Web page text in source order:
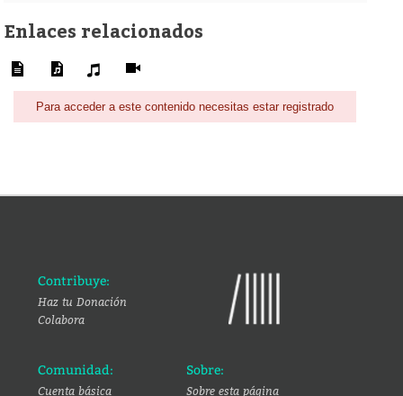
Enlaces relacionados
Para acceder a este contenido necesitas estar registrado
Contribuye:
Haz tu Donación
Colabora
Comunidad:
Cuenta básica
Sobre:
Sobre esta página